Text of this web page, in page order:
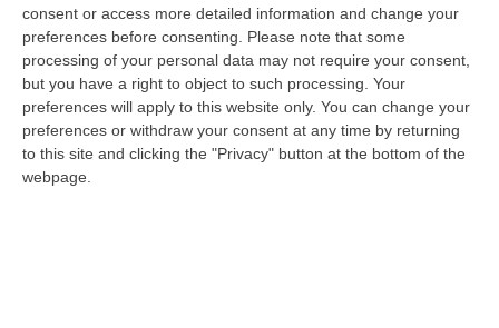
consent or access more detailed information and change your
preferences before consenting.
Please note that some
processing of your personal data may not require your consent,
but you have a right to object to such processing. Your
preferences will apply to this website only. You can change your
preferences or withdraw your consent at any time by returning
to this site and clicking the "Privacy" button at the bottom of the
webpage.
La riorganizzazione delle attività richiede
l’assunzione di altri 15 lavoratori, che
saranno presi tra quelli che facevano parte
dall’organico dell’e…
Pubblicato il: 13/10/20 – 13:16